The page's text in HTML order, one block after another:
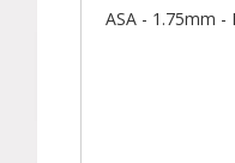
ASA - 1.75mm -